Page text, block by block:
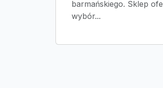
barmańskiego. Sklep
wybór...